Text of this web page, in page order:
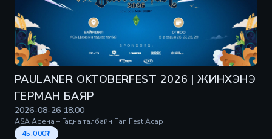
PAULANER OKTOBERFEST 2026 | ЖИНХЭНЭ
ГЕРМАН БАЯР
2026-08-26 18:00
ASA Арена – Гадна талбайн Fan Fest Асар
45,000₮